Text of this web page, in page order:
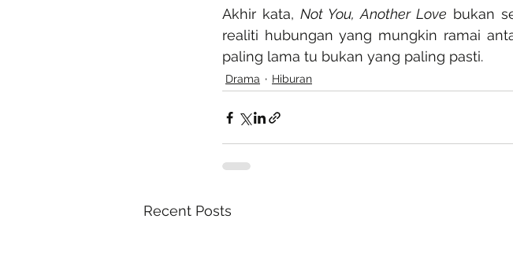
Akhir kata, Not You, Another Love bukan
realiti hubungan yang mungkin ramai
paling lama tu bukan yang paling pasti.
Drama Hiburan
Recent Posts